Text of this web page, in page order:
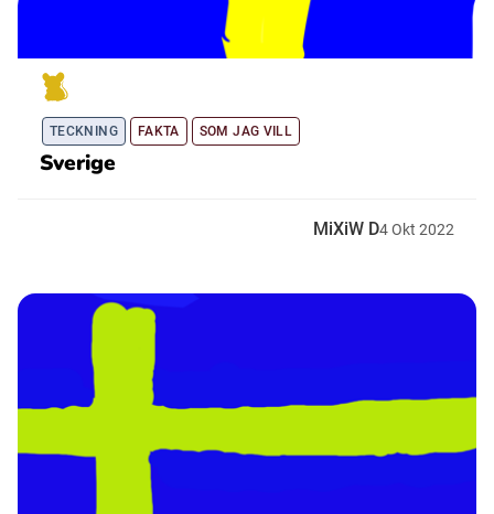
TECKNING FAKTA SOM JAG VILL
Sverige
MiXiW D4Okt 2022